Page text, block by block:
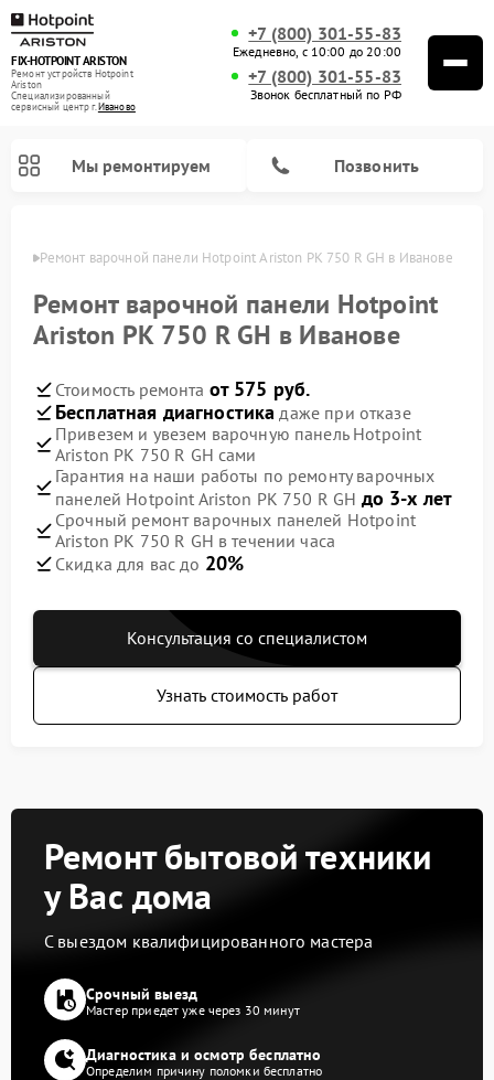
FIX-HOTPOINT ARISTON
Ремонт устройств Hotpoint
Ariston
Специализированный
cервисный центр г.Иваново
+7 (800) 301-55-83
Ежедневно, с 10:00 до 20:00
+7 (800) 301-55-83
Звонок бесплатный по РФ
Мы ремонтируем Позвонить
Ремонт варочной панели Hotpoint Ariston PK 750 R GH в Иванове
Ремонт варочной панели Hotpoint
Ariston PK 750 R GH в Иванове
Стоимость ремонта от 575 руб.
Бесплатная диагностика даже при отказе
Привезем и увезем варочную панель Hotpoint
Ariston PK 750 R GH сами
Гарантия на наши работы по ремонту варочных
панелей Hotpoint Ariston PK 750 R GH до 3-х лет
Срочный ремонт варочных панелей Hotpoint
Ariston PK 750 R GH в течении часа
Скидка для вас до 20%
Консультация со специалистом
Узнать стоимость работ
Ремонт бытовой техники
у Вас дома
С выездом квалифицированного мастера
Срочный выезд
Мастер приедет уже через 30 минут
Диагностика и осмотр бесплатно
Определим причину поломки бесплатно